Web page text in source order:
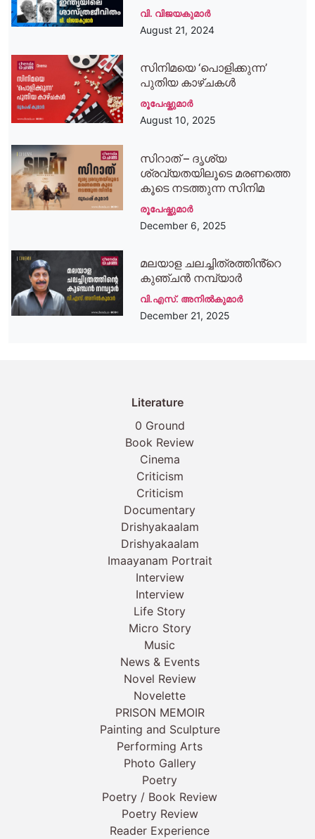
വി. വിജയകുമാര്‍
August 21, 2024
സിനിമയെ ‘പൊളിക്കുന്ന’
പുതിയ കാഴ്ചകള്‍
രൂപേഷ്കുമാര്‍
August 10, 2025
സിറാത് – ദൃശ്യ
ശ്രവ്യതയിലൂടെ മരണത്തെ
കൂടെ നടത്തുന്ന സിനിമ
രൂപേഷ്കുമാര്‍
December 6, 2025
മലയാള ചലച്ചിത്രത്തിൻ്റെ
കുഞ്ചൻ നമ്പ്യാർ
വി.എസ്. അനിൽകുമാർ
December 21, 2025
Literature
0 Ground
Book Review
Cinema
Criticism
Criticism
Documentary
Drishyakaalam
Drishyakaalam
Imaayanam Portrait
Interview
Interview
Life Story
Micro Story
Music
News & Events
Novel Review
Novelette
PRISON MEMOIR
Painting and Sculpture
Performing Arts
Photo Gallery
Poetry
Poetry / Book Review
Poetry Review
Reader Experience